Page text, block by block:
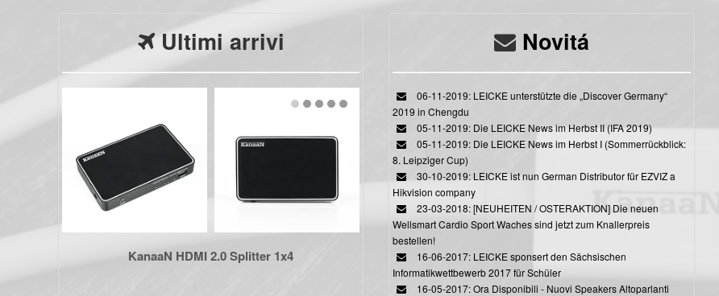
Ultimi arrivi
KanaaN HDMI 2.0 Splitter 1x4
Novitá
06-11-2019: LEICKE unterstützte die „Discover Germany“
2019 in Chengdu
05-11-2019: Die LEICKE News im Herbst II (IFA 2019)
05-11-2019: Die LEICKE News im Herbst I (Sommerrückblick:
8. Leipziger Cup)
30-10-2019: LEICKE ist nun German Distributor für EZVIZ a
Hikvision company
23-03-2018: [NEUHEITEN / OSTERAKTION] Die neuen
Wellsmart Cardio Sport Waches sind jetzt zum Knallerpreis
bestellen!
16-06-2017: LEICKE sponsert den Sächsischen
Informatikwettbewerb 2017 für Schüler
16-05-2017: Ora Disponibili - Nuovi Speakers Altoparlanti